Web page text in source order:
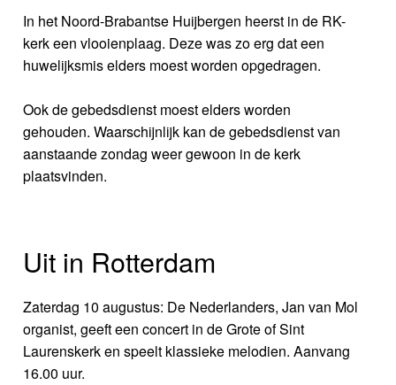
In het Noord-Brabantse Huijbergen heerst in de RK-
kerk een vlooienplaag. Deze was zo erg dat een
huwelijksmis elders moest worden opgedragen.
Ook de gebedsdienst moest elders worden
gehouden. Waarschijnlijk kan de gebedsdienst van
aanstaande zondag weer gewoon in de kerk
plaatsvinden.
Uit in Rotterdam
Zaterdag 10 augustus: De Nederlanders, Jan van Mol
organist, geeft een concert in de Grote of Sint
Laurenskerk en speelt klassieke melodien. Aanvang
16.00 uur.